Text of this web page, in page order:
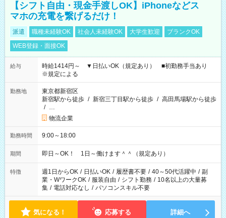
【シフト自由・現金手渡しOK】iPhoneなどス
マホの充電を繋げるだけ！
派遣 職種未経験OK 社会人未経験OK 大学生歓迎
ブランクOK
WEB登録・面接OK
給与
時給1414円～ ▼日払いOK（規定あり） ■初勤務手当あり
※規定による
勤務地
東京都新宿区
新宿駅から徒歩 / 新宿三丁目駅から徒歩 / 高田馬場駅から徒歩
/ …
物流企業
勤務時間 9:00～18:00
期間 即日～OK！ 1日～働けます＾＾（規定あり）
特徴 週1日からOK / 日払いOK / 履歴書不要 / 40～50代活躍中 / 副
業・WワークOK / 服装自由 / シフト勤務 / 10名以上の大量募
集 / 電話対応なし / パソコンスキル不要
気になる！ 応募する 詳細へ